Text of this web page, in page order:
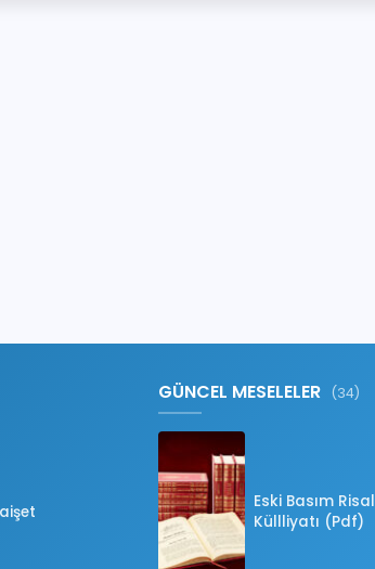
GÜNCEL MESELELER (34)
Eski Basım
Küllliyatı (Pdf)